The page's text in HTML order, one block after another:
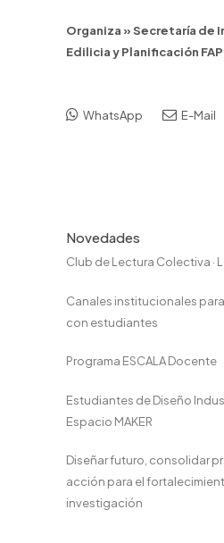
Organiza » Secretaría de
Edilicia y Planificación
WhatsApp E-Mail
Novedades
Club de Lectura Colectiva ·
Canales institucionales
con estudiantes
Programa ESCALA Docente
Estudiantes de Diseño
Espacio MAKER
Diseñar futuro, consolidar
acción para el
investigación